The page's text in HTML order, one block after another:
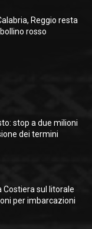
Reggio resta
rosso
stop a due milioni
dei termini
Costiera sul litorale
per imbarcazioni